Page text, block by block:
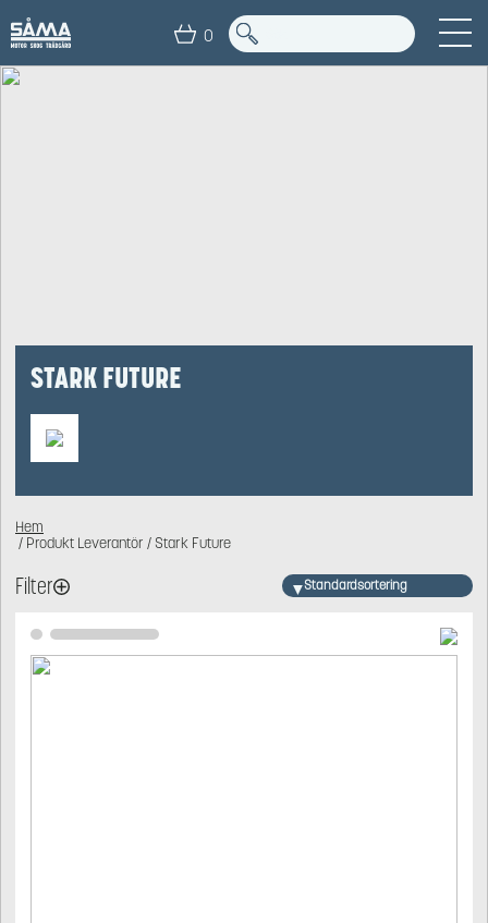
0
Hem
/ Produkt Leverantör / Stark Future
STARK FUTURE
Filter